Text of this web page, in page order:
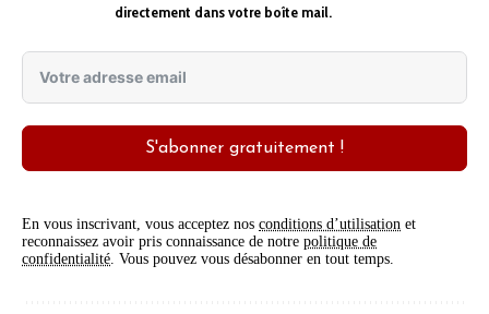
directement dans votre boîte mail.
S'abonner gratuitement !
En vous inscrivant, vous acceptez nos conditions d’utilisation et
reconnaissez avoir pris connaissance de notre politique de
confidentialité . Vous pouvez vous désabonner en tout temps.